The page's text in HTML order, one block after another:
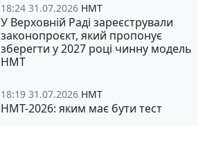
18:24 31.07.2026 НМТ
У Верховній Раді зареєстрували
законопроєкт, який пропонує
зберегти у 2027 році чинну модель
НМТ
18:19 31.07.2026 НМТ
НМТ-2026: яким має бути тест